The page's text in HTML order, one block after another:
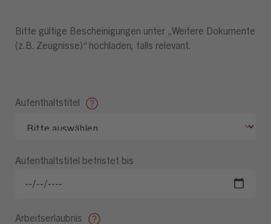
Bitte gültige Bescheinigungen unter „Weitere Dokumente
(z.B. Zeugnisse)“ hochladen, falls relevant.
Aufenthaltstitel
Aufenthaltstitel befristet bis
Arbeitserlaubnis